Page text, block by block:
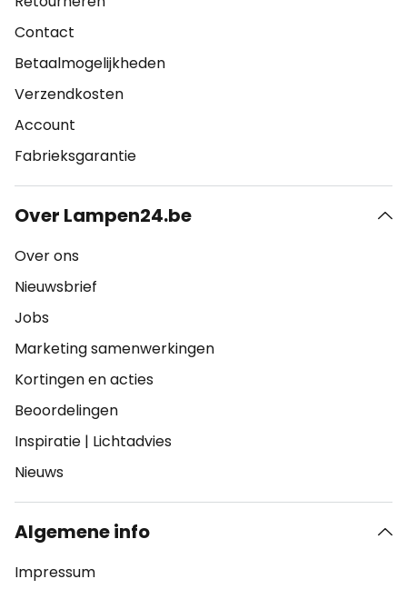
Contact
Betaalmogelijkheden
Verzendkosten
Account
Fabrieksgarantie
Over Lampen24.be
Over ons
Nieuwsbrief
Jobs
Marketing samenwerkingen
Kortingen en acties
Beoordelingen
Inspiratie | Lichtadvies
Nieuws
Algemene info
Impressum